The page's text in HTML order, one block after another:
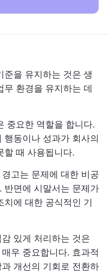
준을 유지하는 것은 생
무 환경을 유지하는 데
중요한 역할을 합니다.
동이나 성과가 회사의
할 때 사용됩니다.
고는 문제에 대한 비공
반면에 시말서는 문제가
치에 대한 공식적인 기
있게 처리하는 것은
우 중요합니다. 효과적
개선의 기회로 전환하